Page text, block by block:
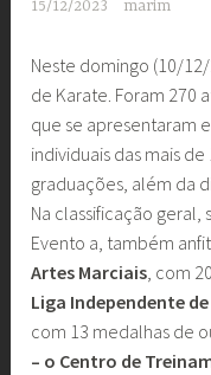
15/12/2023 marim
Neste domingo (10/12/
de Karate. Foram 270
que se apresentaram
individuais das mais
graduações, além da
Na classificação
Evento a, também
Artes Marciais, com
Liga Independente
com 13 medalhas de
– o Centro de